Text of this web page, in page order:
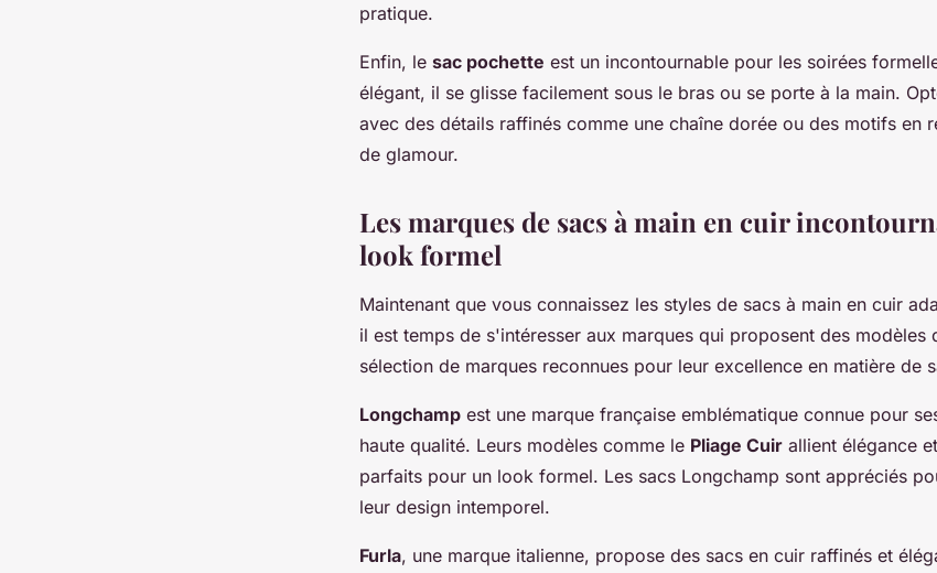
pratique.
Enfin, le sac pochette est un incontournable pour les soirées
élégant, il se glisse facilement sous le bras ou se porte à la main.
avec des détails raffinés comme une chaîne dorée ou des motifs en
de glamour.
Les marques de sacs à main en cuir
look formel
Maintenant que vous connaissez les styles de sacs à main en cuir
il est temps de s'intéresser aux marques qui proposent des modèles
sélection de marques reconnues pour leur excellence en matière de
Longchamp est une marque française emblématique connue pour
haute qualité. Leurs modèles comme le Pliage Cuir allient élégance
parfaits pour un look formel. Les sacs Longchamp sont appréciés
leur design intemporel.
Furla, une marque italienne, propose des sacs en cuir raffinés et